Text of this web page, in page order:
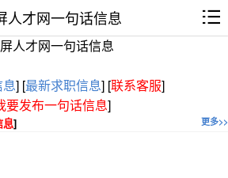
人才网一句话信息
人才网一句话信息
] [最新求职信息] [联系客服]
要发布一句话信息]
更多>>
息]